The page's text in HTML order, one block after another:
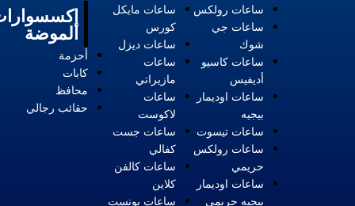
الموضة
أحزمة
كابات
محافظ
حقائب رجالي
ساعات مايكل
كورس
ساعات ديزل
ساعات
مازيراتي
ساعات
لاكوست
ساعات جست
كفالي
ساعات كالفن
كلاين
ساعات بونست
ساعات رولكس
ساعات جي
شوك
ساعات كاسيو
أديفيس
ساعات اوديمار
بيجيه
ساعات تيسوت
ساعات رولكس
حريمي
ساعات اوديمار
بيجيه حريمي